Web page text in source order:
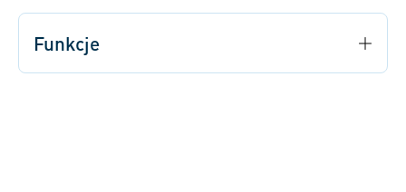
Funkcje